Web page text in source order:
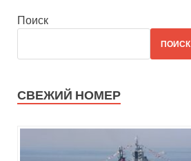
Поиск
ПОИСК
СВЕЖИЙ НОМЕР